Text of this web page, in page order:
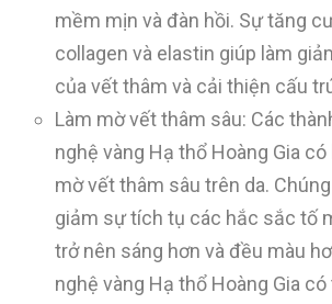
mềm mịn và đàn hồi. Sự tăng
collagen và elastin giúp làm
của vết thâm và cải thiện cấu
Làm mờ vết thâm sâu: Các
nghệ vàng Hạ thổ Hoàng Gia
mờ vết thâm sâu trên da.
giảm sự tích tụ các hắc sắc tố
trở nên sáng hơn và đều màu
nghệ vàng Hạ thổ Hoàng Gia